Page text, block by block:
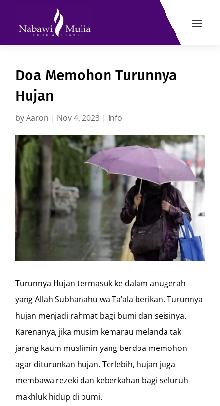
Doa Memohon Turunnya
Hujan
byAaron | Nov 4, 2023 | Info
Turunnya Hujan termasuk ke dalam anugerah
yang Allah Subhanahu wa Ta’ala berikan. Turunnya
hujan menjadi rahmat bagi bumi dan seisinya.
Karenanya, jika musim kemarau melanda tak
jarang kaum muslimin yang berdoa memohon
agar diturunkan hujan. Terlebih, hujan juga
membawa rezeki dan keberkahan bagi seluruh
makhluk hidup di bumi.